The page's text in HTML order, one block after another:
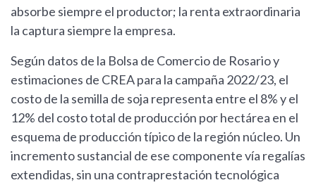
absorbe siempre el productor; la renta extraordinaria
la captura siempre la empresa.
Según datos de la Bolsa de Comercio de Rosario y
estimaciones de CREA para la campaña 2022/23, el
costo de la semilla de soja representa entre el 8% y el
12% del costo total de producción por hectárea en el
esquema de producción típico de la región núcleo. Un
incremento sustancial de ese componente vía regalías
extendidas, sin una contraprestación tecnológica